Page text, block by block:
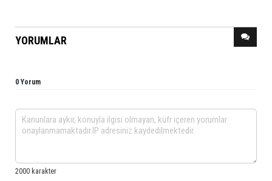
YORUMLAR
0 Yorum